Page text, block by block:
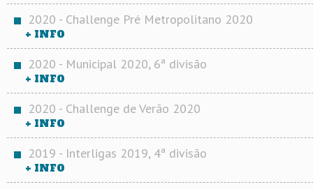
2020 - Challenge Pré Metropolitano 2020
+ INFO
2020 - Municipal 2020, 6ª divisão
+ INFO
2020 - Challenge de Verão 2020
+ INFO
2019 - Interligas 2019, 4ª divisão
+ INFO